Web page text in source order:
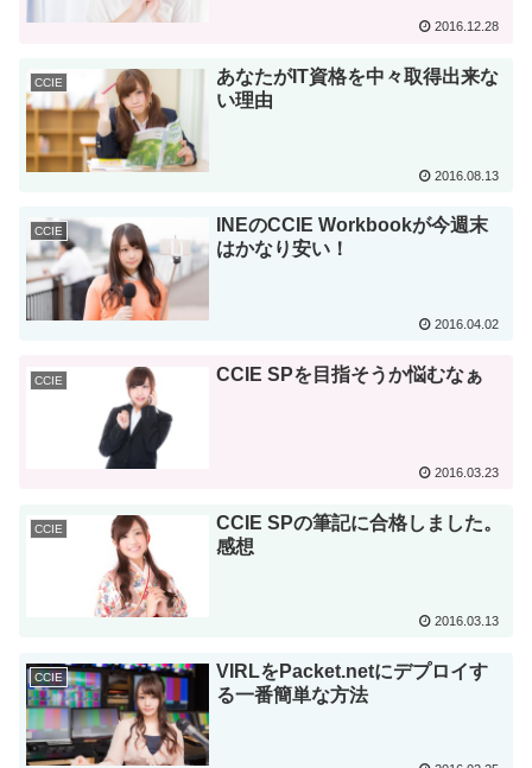
2016.12.28
CCIE
あなたがIT資格を中々取得出来な
い理由
2016.08.13
CCIE
INEのCCIE Workbookが今週末
はかなり安い！
2016.04.02
CCIE CCIE SPを目指そうか悩むなぁ
2016.03.23
CCIE
CCIE SPの筆記に合格しました。
感想
2016.03.13
CCIE
VIRLをPacket.netにデプロイす
る一番簡単な方法